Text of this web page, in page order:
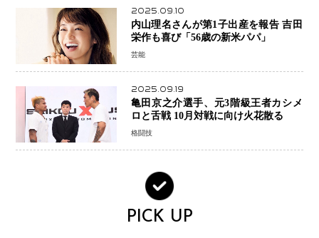
2025.09.10
内山理名さんが第1子出産を報告 吉田
栄作も喜び「56歳の新米パパ」
芸能
2025.09.19
亀田京之介選手、元3階級王者カシメ
格闘技
PICK UP